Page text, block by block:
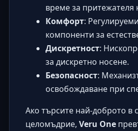
време за притежателя
Комфорт:
компоненти за
Дискретност:
за дискретно носене.
Безопасност:
освобождаване при
Ако търсите най-доброто в
целомъдрие, Veru One